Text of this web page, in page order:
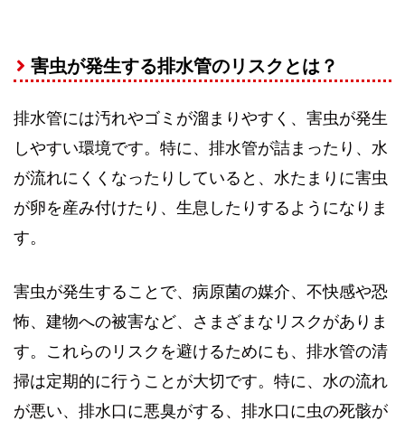
害虫が発生する排水管のリスクとは？
排水管には汚れやゴミが溜まりやすく、害虫が発生
しやすい環境です。特に、排水管が詰まったり、水
が流れにくくなったりしていると、水たまりに害虫
が卵を産み付けたり、生息したりするようになりま
す。
害虫が発生することで、病原菌の媒介、不快感や恐
怖、建物への被害など、さまざまなリスクがありま
す。これらのリスクを避けるためにも、排水管の清
掃は定期的に行うことが大切です。特に、水の流れ
が悪い、排水口に悪臭がする、排水口に虫の死骸が